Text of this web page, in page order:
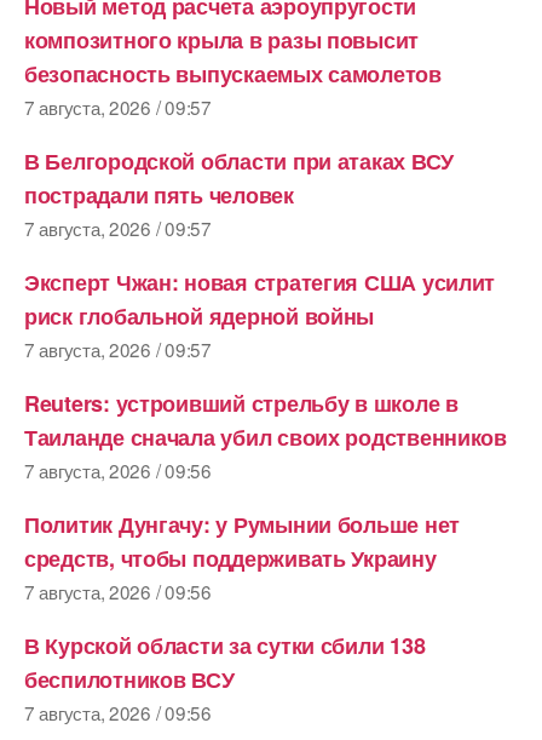
композитного крыла в разы повысит
безопасность выпускаемых самолетов
7 августа, 2026 / 09:57
В Белгородской области при атаках ВСУ
пострадали пять человек
7 августа, 2026 / 09:57
Эксперт Чжан: новая стратегия США усилит
риск глобальной ядерной войны
7 августа, 2026 / 09:57
Reuters: устроивший стрельбу в школе в
Таиланде сначала убил своих родственников
7 августа, 2026 / 09:56
Политик Дунгачу: у Румынии больше нет
средств, чтобы поддерживать Украину
7 августа, 2026 / 09:56
В Курской области за сутки сбили 138
беспилотников ВСУ
7 августа, 2026 / 09:56